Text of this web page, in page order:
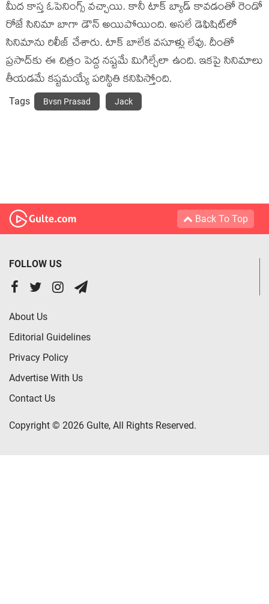
మీద కాస్త ఓపెనింగ్స్ వచ్చాయి. కానీ టాక్ బ్యాడ్ కావడంతో రెండో
రోజే సినిమా బాగా డౌన్ అయిపోయింది. అసలే డెఫిషిట్‌లో
సినిమాను రిలీజ్ చేశారు. టాక్ బాలేక వసూళ్లు లేవు. దీంతో
ప్రసాద్‌కు ఈ చిత్రం పెద్ద నష్టమే మిగిల్చేలా ఉంది. ఇకపై సినిమాలు
తీయడమే కష్టమయ్యే పరిస్థితి కనిపిస్తోంది.
Tags Bvsn Prasad Jack
Back To Top
FOLLOW US
About Us
Editorial Guidelines
Privacy Policy
Advertise With Us
Contact Us
Copyright © 2026 Gulte, All Rights Reserved.